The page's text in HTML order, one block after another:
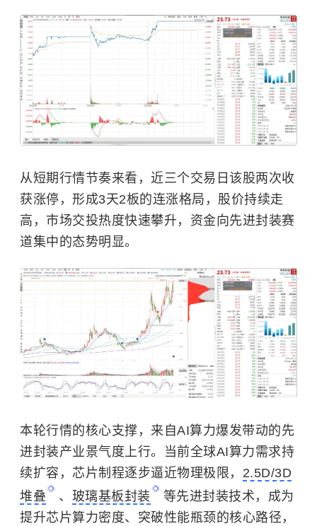
从短期行情节奏来看，近三个交易日该股两次收
获涨停，形成3天2板的连涨格局，股价持续走
高，市场交投热度快速攀升，资金向先进封装赛
道集中的态势明显。
本轮行情的核心支撑，来自AI算力爆发带动的先
进封装产业景气度上行。当前全球AI算力需求持
续扩容，芯片制程逐步逼近物理极限， 2.5D/3D
堆叠
、 玻璃基板封装
等先进封装技术，成为
提升芯片算力密度、突破性能瓶颈的核心路径，